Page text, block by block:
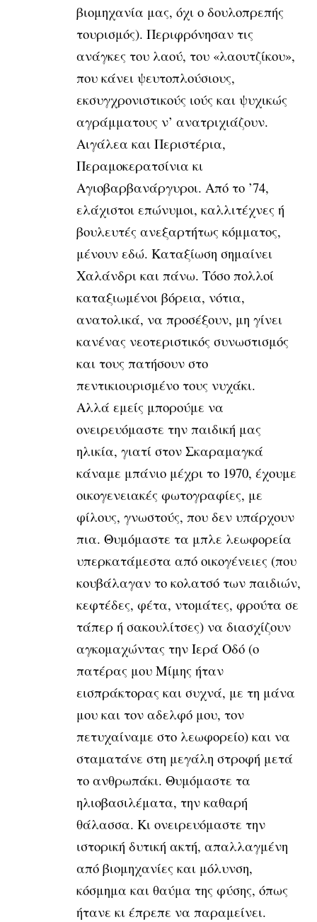
βιομηχανία μας, όχι ο δουλοπρεπής
τουρισμός). Περιφρόνησαν τις
ανάγκες του λαού, του «λαουτζίκου»,
που κάνει ψευτοπλούσιους,
εκσυγχρονιστικούς ιούς και ψυχικώς
αγράμματους ν’ ανατριχιάζουν.
Αιγάλεα και Περιστέρια,
Περαμοκερατσίνια κι
Αγιοβαρβανάργυροι. Από το ’74,
ελάχιστοι επώνυμοι, καλλιτέχνες ή
βουλευτές ανεξαρτήτως κόμματος,
μένουν εδώ. Καταξίωση σημαίνει
Χαλάνδρι και πάνω. Τόσο πολλοί
καταξιωμένοι βόρεια, νότια,
ανατολικά, να προσέξουν, μη γίνει
κανένας νεοτεριστικός συνωστισμός
και τους πατήσουν στο
πεντικιουρισμένο τους νυχάκι.
Αλλά εμείς μπορούμε να
ονειρευόμαστε την παιδική μας
ηλικία, γιατί στον Σκαραμαγκά
κάναμε μπάνιο μέχρι το 1970, έχουμε
οικογενειακές φωτογραφίες, με
φίλους, γνωστούς, που δεν υπάρχουν
πια. Θυμόμαστε τα μπλε λεωφορεία
υπερκατάμεστα από οικογένειες (που
κουβάλαγαν το κολατσό των παιδιών,
κεφτέδες, φέτα, ντομάτες, φρούτα σε
τάπερ ή σακουλίτσες) να διασχίζουν
αγκομαχώντας την Ιερά Οδό (ο
πατέρας μου Μίμης ήταν
εισπράκτορας και συχνά, με τη μάνα
μου και τον αδελφό μου, τον
πετυχαίναμε στο λεωφορείο) και να
σταματάνε στη μεγάλη στροφή μετά
το ανθρωπάκι. Θυμόμαστε τα
ηλιοβασιλέματα, την καθαρή
θάλασσα. Κι ονειρευόμαστε την
ιστορική δυτική ακτή, απαλλαγμένη
από βιομηχανίες και μόλυνση,
κόσμημα και θαύμα της φύσης, όπως
ήτανε κι έπρεπε να παραμείνει.